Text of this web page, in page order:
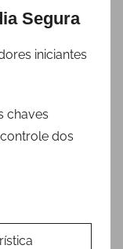
Segura
iniciantes
chaves
dos